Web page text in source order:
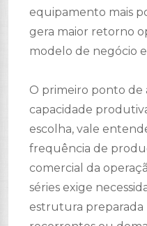
equipamento mais
gera maior retorno
modelo de negócio
O primeiro ponto de
capacidade
escolha, vale
frequência de
comercial da
séries exige
estrutura preparada